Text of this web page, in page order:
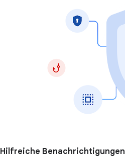
Hilfreiche Benachrichtigungen